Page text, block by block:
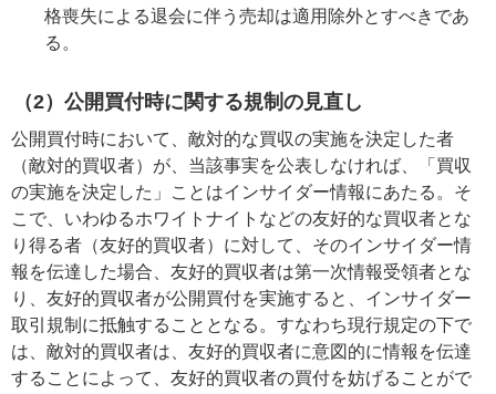
格喪失による退会に伴う売却は適用除外とすべきであ
る。
（2）公開買付時に関する規制の見直し
公開買付時において、敵対的な買収の実施を決定した者
（敵対的買収者）が、当該事実を公表しなければ、「買収
の実施を決定した」ことはインサイダー情報にあたる。そ
こで、いわゆるホワイトナイトなどの友好的な買収者とな
り得る者（友好的買収者）に対して、そのインサイダー情
報を伝達した場合、友好的買収者は第一次情報受領者とな
り、友好的買収者が公開買付を実施すると、インサイダー
取引規制に抵触することとなる。すなわち現行規定の下で
は、敵対的買収者は、友好的買収者に意図的に情報を伝達
することによって、友好的買収者の買付を妨げることがで